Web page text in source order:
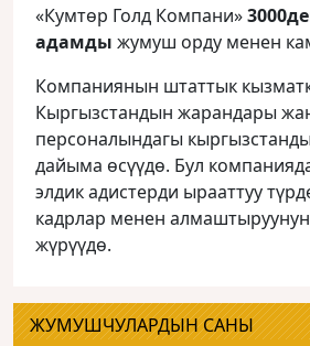
«Кумтөр Голд Компани»
адамды жумуш орду менен
Компаниянын штаттык
Кыргызстандын жарандары
персоналындагы
дайыма өсүүдө. Бул
элдик адистерди ырааттуу
кадрлар менен
жүрүүдө.
ЖУМУШЧУЛАРДЫН САНЫ